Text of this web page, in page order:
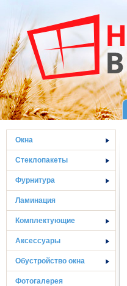
Окна
Стеклопакеты
Фурнитура
Ламинация
Комплектующие
Аксессуары
Обустройство окна
Фотогалерея